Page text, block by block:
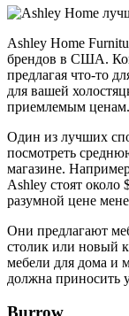
Ashley Home
брендов в США.
предлагая что-то
для вашей
приемлемым ценам.
Один из лучших
посмотреть
магазине.
Ashley стоят
разумной цене
Они предлагают
столик или новый
мебели для дома и
должна приносить